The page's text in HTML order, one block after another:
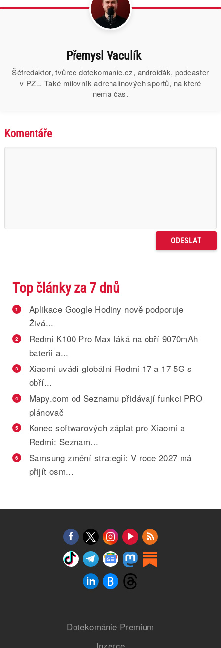
Přemysl Vaculík
Šéfredaktor, tvůrce dotekomanie.cz, androiďák, podcaster
v PZL. Také milovník adrenalinových sportů, na které
nemá čas.
Komentáře
Top články za 7 dnů
1
Aplikace Google Hodiny nově podporuje
Živá...
2
Redmi K100 Pro Max láká na obří 9070mAh
baterii a...
3
Xiaomi uvádí globální Redmi 17 a 17 5G s
obří...
4
Mapy.com od Seznamu přidávají funkci PRO
plánovač
5
Konec softwarových záplat pro Xiaomi a
Redmi: Seznam...
6
Samsung změní strategii: V roce 2027 má
přijít osm...
Dotekománie Premium
Inzerce